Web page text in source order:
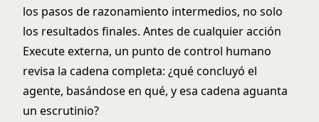
los pasos de razonamiento intermedios, no solo
los resultados finales. Antes de cualquier acción
Execute externa, un punto de control humano
revisa la cadena completa: ¿qué concluyó el
agente, basándose en qué, y esa cadena aguanta
un escrutinio?